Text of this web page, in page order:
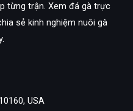
từng trận. Xem đá gà trực
sẻ kinh nghiệm nuôi gà
USA